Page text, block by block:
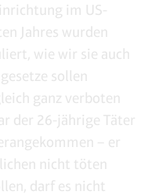
im US-
Jahres wurden
wie wir sie auch
sollen
ganz verboten
der 26-jährige Täter
– er
nicht töten
darf es nicht